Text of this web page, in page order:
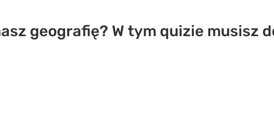
geografię? W tym quizie musisz